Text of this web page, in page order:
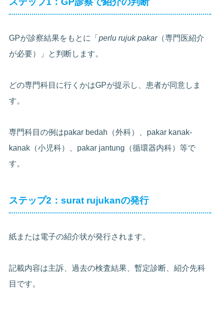
GPが診察結果をもとに「perlu rujuk pakar（専門医紹介
が必要）」と判断します。
どの専門科目に行くかはGPが提示し、患者が同意しま
す。
専門科目の例はpakar bedah（外科）、pakar kanak-
kanak（小児科）、pakar jantung（循環器内科）等で
す。
ステップ2：surat rujukanの発行
紙または電子の紹介状が発行されます。
記載内容は主訴、過去の検査結果、暫定診断、紹介先科
目です。